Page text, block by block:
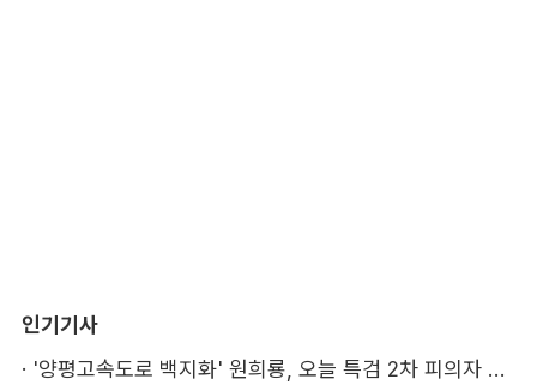
인기기사
·
'양평고속도로 백지화' 원희룡, 오늘 특검 2차 피의자 조사